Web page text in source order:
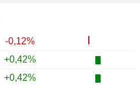
-0,12%
+0,42%
+0,42%